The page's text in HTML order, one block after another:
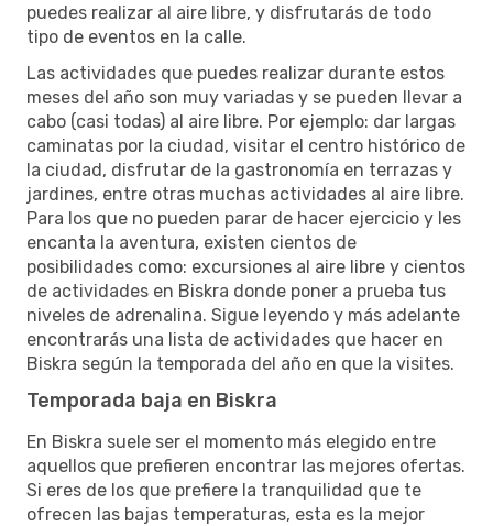
puedes realizar al aire libre, y disfrutarás de todo
tipo de eventos en la calle.
Las actividades que puedes realizar durante estos
meses del año son muy variadas y se pueden llevar a
cabo (casi todas) al aire libre. Por ejemplo: dar largas
caminatas por la ciudad, visitar el centro histórico de
la ciudad, disfrutar de la gastronomía en terrazas y
jardines, entre otras muchas actividades al aire libre.
Para los que no pueden parar de hacer ejercicio y les
encanta la aventura, existen cientos de
posibilidades como: excursiones al aire libre y cientos
de actividades en Biskra donde poner a prueba tus
niveles de adrenalina. Sigue leyendo y más adelante
encontrarás una lista de actividades que hacer en
Biskra según la temporada del año en que la visites.
Temporada baja en Biskra
En Biskra suele ser el momento más elegido entre
aquellos que prefieren encontrar las mejores ofertas.
Si eres de los que prefiere la tranquilidad que te
ofrecen las bajas temperaturas, esta es la mejor